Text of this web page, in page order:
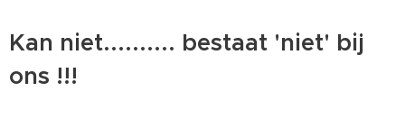
Kan niet.......... bestaat 'niet' bij
ons !!!